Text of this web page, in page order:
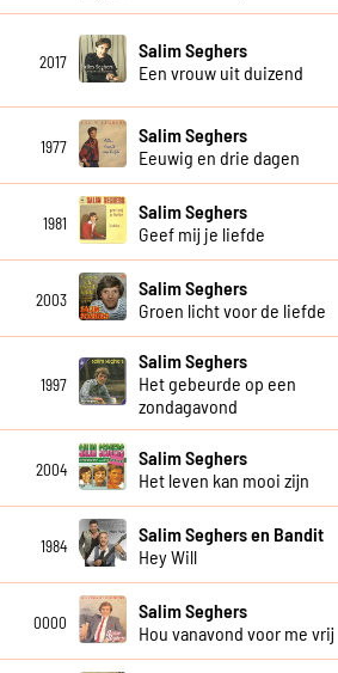
2017
Salim Seghers
Een vrouw uit duizend
1977
Salim Seghers
Eeuwig en drie dagen
1981
Salim Seghers
Geef mij je liefde
2003
Salim Seghers
Groen licht voor de liefde
1997
Salim Seghers
Het gebeurde op een
zondagavond
2004
Salim Seghers
Het leven kan mooi zijn
1984
Salim Seghers en Bandit
Hey Will
0000
Salim Seghers
Hou vanavond voor me vrij